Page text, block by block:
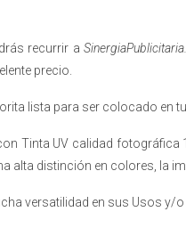
recurrir a
precio.
lista para ser colocado en tu
Tinta UV calidad fotográfica
alta distinción en colores, la
versatilidad en sus Usos y/o